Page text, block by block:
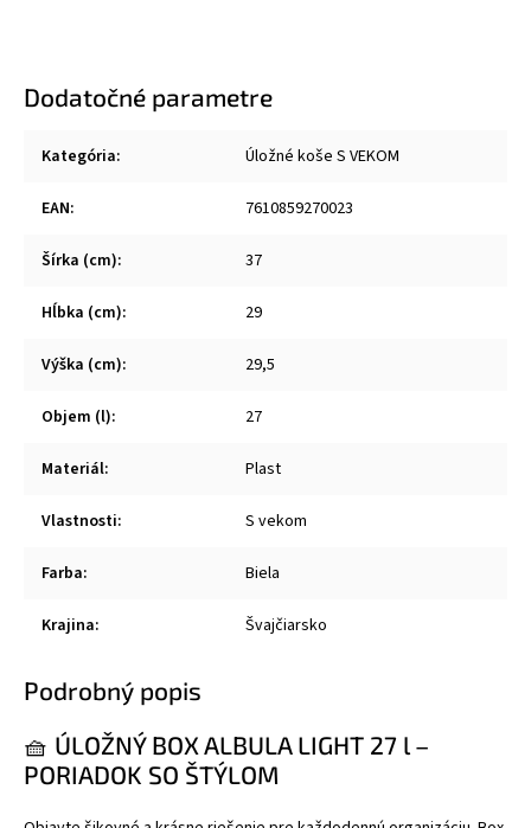
Dodatočné parametre
Kategória: Úložné koše S VEKOM
EAN: 7610859270023
Šírka (cm): 37
Hĺbka (cm): 29
Výška (cm): 29,5
Objem (l): 27
Materiál: Plast
Vlastnosti: S vekom
Farba: Biela
Krajina: Švajčiarsko
Podrobný popis
🧺 ÚLOŽNÝ BOX ALBULA LIGHT 27 l –
PORIADOK SO ŠTÝLOM